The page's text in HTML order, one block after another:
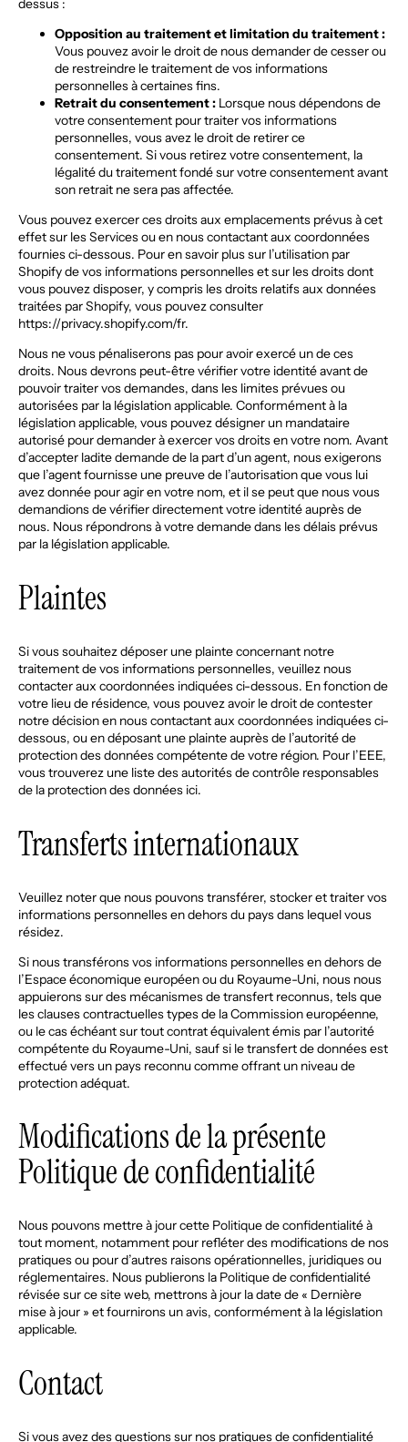
dessus :
Opposition au traitement et limitation du traitement :
Vous pouvez avoir le droit de nous demander de cesser ou
de restreindre le traitement de vos informations
personnelles à certaines fins.
Retrait du consentement : Lorsque nous dépendons de
votre consentement pour traiter vos informations
personnelles, vous avez le droit de retirer ce
consentement. Si vous retirez votre consentement, la
légalité du traitement fondé sur votre consentement avant
son retrait ne sera pas affectée.
Vous pouvez exercer ces droits aux emplacements prévus à cet
effet sur les Services ou en nous contactant aux coordonnées
fournies ci-dessous. Pour en savoir plus sur l’utilisation par
Shopify de vos informations personnelles et sur les droits dont
vous pouvez disposer, y compris les droits relatifs aux données
traitées par Shopify, vous pouvez consulter
https://privacy.shopify.com/fr.
Nous ne vous pénaliserons pas pour avoir exercé un de ces
droits. Nous devrons peut-être vérifier votre identité avant de
pouvoir traiter vos demandes, dans les limites prévues ou
autorisées par la législation applicable. Conformément à la
législation applicable, vous pouvez désigner un mandataire
autorisé pour demander à exercer vos droits en votre nom. Avant
d’accepter ladite demande de la part d’un agent, nous exigerons
que l’agent fournisse une preuve de l’autorisation que vous lui
avez donnée pour agir en votre nom, et il se peut que nous vous
demandions de vérifier directement votre identité auprès de
nous. Nous répondrons à votre demande dans les délais prévus
par la législation applicable.
Plaintes
Si vous souhaitez déposer une plainte concernant notre
traitement de vos informations personnelles, veuillez nous
contacter aux coordonnées indiquées ci-dessous. En fonction de
votre lieu de résidence, vous pouvez avoir le droit de contester
notre décision en nous contactant aux coordonnées indiquées ci-
dessous, ou en déposant une plainte auprès de l’autorité de
protection des données compétente de votre région. Pour l’EEE,
vous trouverez une liste des autorités de contrôle responsables
de la protection des données ici.
Transferts internationaux
Veuillez noter que nous pouvons transférer, stocker et traiter vos
informations personnelles en dehors du pays dans lequel vous
résidez.
Si nous transférons vos informations personnelles en dehors de
l’Espace économique européen ou du Royaume-Uni, nous nous
appuierons sur des mécanismes de transfert reconnus, tels que
les clauses contractuelles types de la Commission européenne,
ou le cas échéant sur tout contrat équivalent émis par l’autorité
compétente du Royaume-Uni, sauf si le transfert de données est
effectué vers un pays reconnu comme offrant un niveau de
protection adéquat.
Modifications de la présente
Politique de confidentialité
Nous pouvons mettre à jour cette Politique de confidentialité à
tout moment, notamment pour refléter des modifications de nos
pratiques ou pour d’autres raisons opérationnelles, juridiques ou
réglementaires. Nous publierons la Politique de confidentialité
révisée sur ce site web, mettrons à jour la date de « Dernière
mise à jour » et fournirons un avis, conformément à la législation
applicable.
Contact
Si vous avez des questions sur nos pratiques de confidentialité